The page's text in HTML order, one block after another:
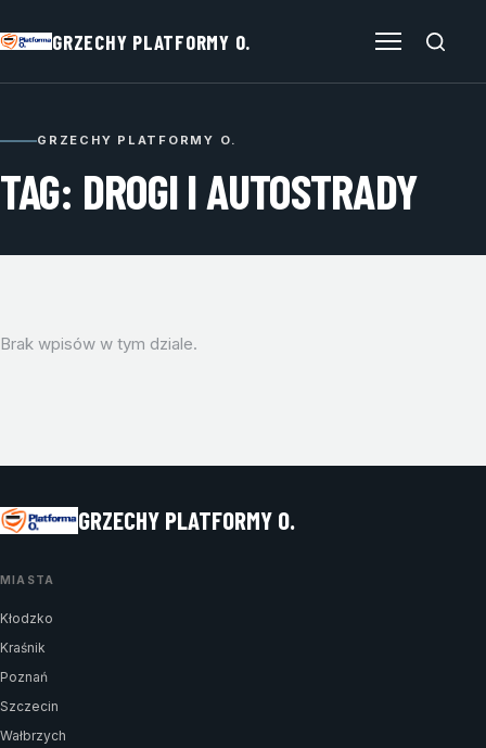
GRZECHY PLATFORMY O.
GRZECHY PLATFORMY O.
TAG: DROGI I AUTOSTRADY
Brak wpisów w tym dziale.
GRZECHY PLATFORMY O.
MIASTA
Kłodzko
Kraśnik
Poznań
Szczecin
Wałbrzych